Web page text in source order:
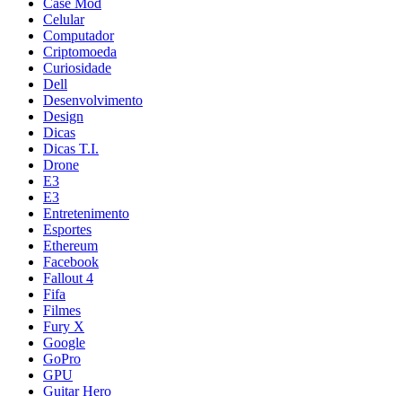
Celular
Computador
Criptomoeda
Curiosidade
Dell
Desenvolvimento
Design
Dicas
Dicas T.I.
Drone
E3
E3
Entretenimento
Esportes
Ethereum
Facebook
Fallout 4
Fifa
Filmes
Fury X
Google
GoPro
GPU
Guitar Hero